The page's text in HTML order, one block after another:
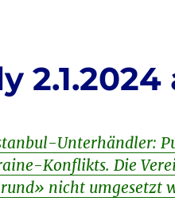
Unterhändler:
Konflikts. Die
nicht umgesetzt